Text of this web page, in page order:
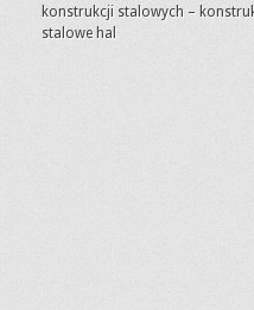
konstrukcji stalowych –
stalowe hal